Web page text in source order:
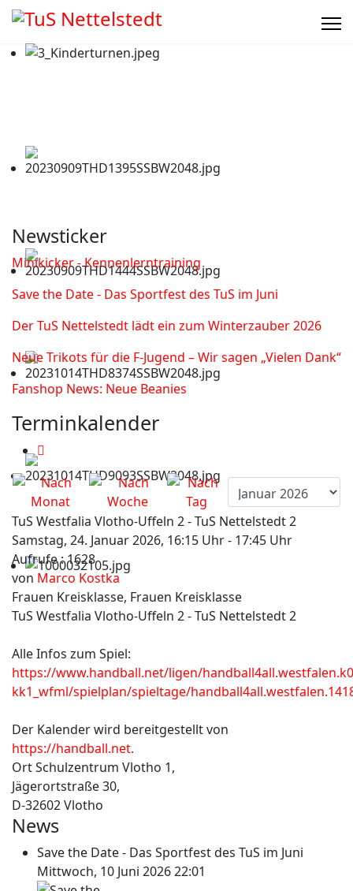
Newsticker
Minikicker - Kennenlerntraining
Save the Date - Das Sportfest des TuS im Juni
Der TuS Nettelstedt lädt ein zum Winterzauber 2026
Neue Trikots für die F-Jugend – Wir sagen „Vielen Dank“
Fanshop News: Neue Beanies
Terminkalender
TuS Westfalia Vlotho-Uffeln 2 - TuS Nettelstedt 2
Samstag, 24. Januar 2026, 16:15 Uhr - 17:45 Uhr
Aufrufe: 1628
von Marco Kostka
Frauen Kreisklasse, Frauen Kreisklasse
TuS Westfalia Vlotho-Uffeln 2 - TuS Nettelstedt 2
Alle Infos zum Spiel:
https://www.handball.net/ligen/
kk1_wfml/spielplan/spieltage/
Der Kalender wird bereitgestellt von
https://handball.net.
OrtSchulzentrum Vlotho 1,
Jägerortstraße 30,
D-32602 Vlotho
News
Save the Date - Das Sportfest des TuS im Juni
Mittwoch, 10 Juni 2026 22:01